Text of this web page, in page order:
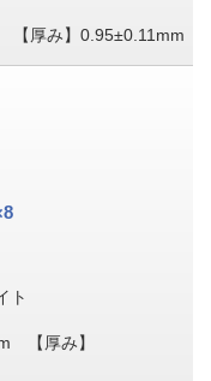
【厚み】0.95±0.11mm
ト
【厚み】